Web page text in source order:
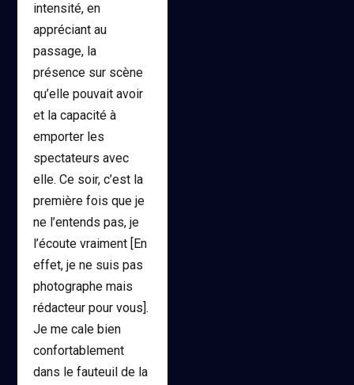
intensité, en
appréciant au
passage, la
présence sur scène
qu’elle pouvait avoir
et la capacité à
emporter les
spectateurs avec
elle. Ce soir, c’est la
première fois que je
ne l’entends pas, je
l’écoute vraiment [En
effet, je ne suis pas
photographe mais
rédacteur pour vous].
Je me cale bien
confortablement
dans le fauteuil de la